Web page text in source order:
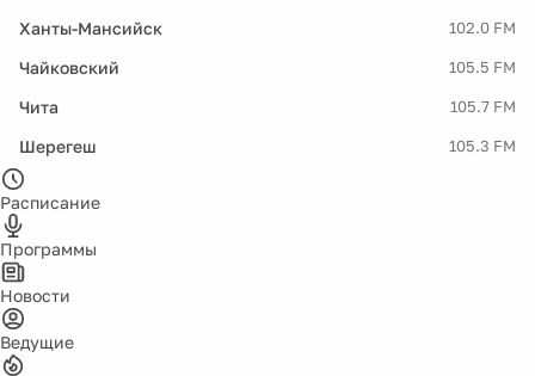
Ханты-Мансийск 102.0 FM
Чайковский 105.5 FM
Чита 105.7 FM
Шерегеш 105.3 FM
Расписание
Программы
Новости
Ведущие